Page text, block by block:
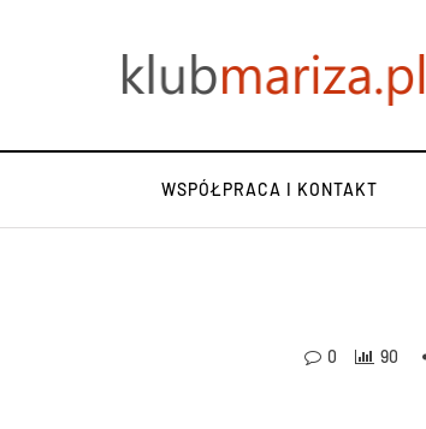
WSPÓŁPRACA I KONTAKT
0 90